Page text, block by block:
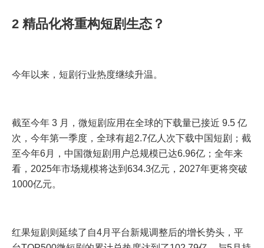
2 精品化将重构短剧生态？
今年以来，短剧行业热度继续升温。
截至今年 3 月，微短剧应用在全球的下载量已接近 9.5 亿
次，今年第一季度，全球有超2.7亿人次下载中国短剧；截
至今年6月，中国微短剧用户总规模已达6.96亿；全年来
看，2025年市场规模将达到634.3亿元，2027年更将突破
1000亿元。
红果短剧则延续了自4月平台新规调整后的增长势头，平